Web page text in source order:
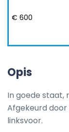
€ 600
Opis
In goede staat,
Afgekeurd
linksvoor.